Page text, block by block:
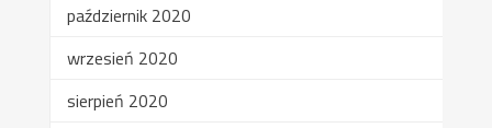
październik 2020
wrzesień 2020
sierpień 2020